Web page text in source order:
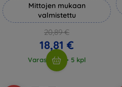
Mittojen mukaan
valmistettu
20,89 €
18,81 €
Varastossa > 5 kpl